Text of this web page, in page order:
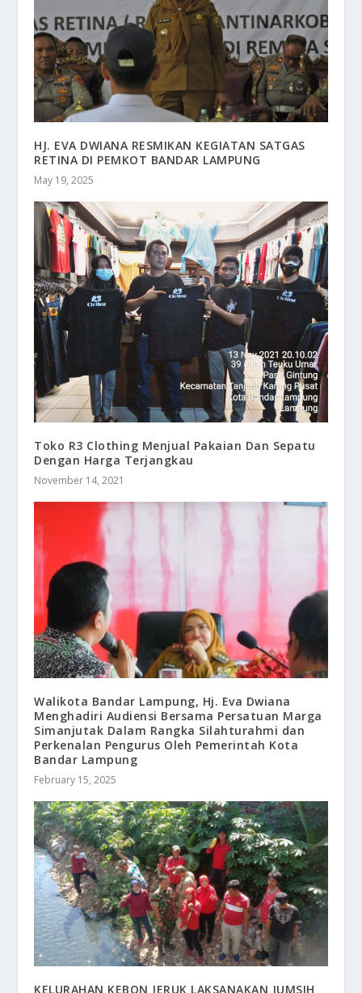
HJ. EVA DWIANA RESMIKAN KEGIATAN SATGAS
RETINA DI PEMKOT BANDAR LAMPUNG
May 19, 2025
Toko R3 Clothing Menjual Pakaian Dan Sepatu
Dengan Harga Terjangkau
November 14, 2021
Walikota Bandar Lampung, Hj. Eva Dwiana
Menghadiri Audiensi Bersama Persatuan Marga
Simanjutak Dalam Rangka Silahturahmi dan
Perkenalan Pengurus Oleh Pemerintah Kota
Bandar Lampung
February 15, 2025
KELURAHAN KEBON JERUK LAKSANAKAN JUMSIH